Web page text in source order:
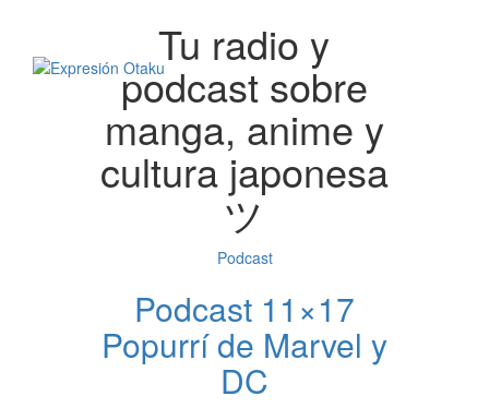
Tu radio y
podcast sobre
manga, anime y
cultura japonesa
ツ
Podcast
Podcast 11×17
Popurrí de Marvel y
DC